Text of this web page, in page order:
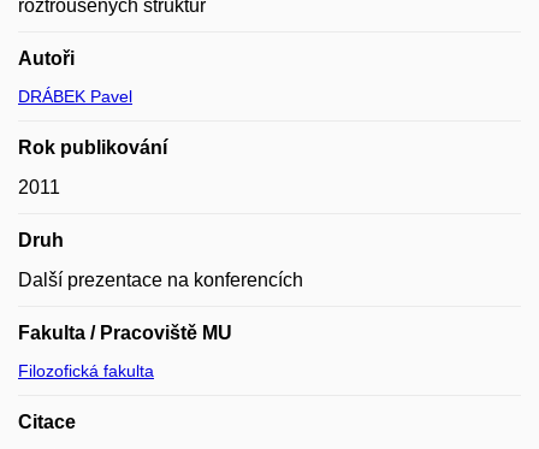
roztroušených struktur
Autoři
DRÁBEK Pavel
Rok publikování
2011
Druh
Další prezentace na konferencích
Fakulta / Pracoviště MU
Filozofická fakulta
Citace